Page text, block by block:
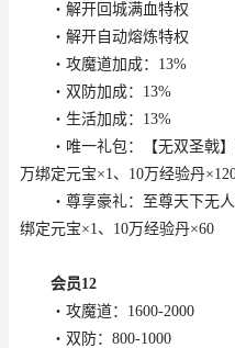
・解开回城满血特权
・解开自动熔炼特权
・攻魔道加成：13%
・双防加成：13%
・生活加成：13%
・唯一礼包：【无双圣戟】
万绑定元宝×1、10万经验丹
・尊享豪礼：至尊天下无人
绑定元宝×1、10万经验丹×60
会员12
・攻魔道：1600-2000
・双防：800-1000